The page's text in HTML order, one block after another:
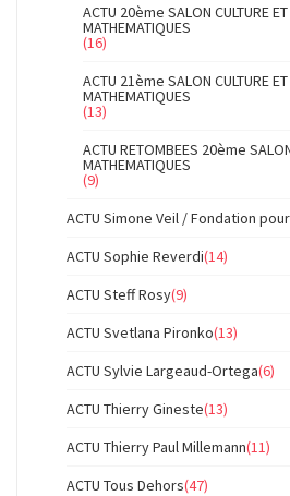
ACTU 20ème SALON CULTURE
MATHEMATIQUES
(16)
ACTU 21ème SALON CULTURE
MATHEMATIQUES
(13)
ACTU RETOMBEES 20ème
MATHEMATIQUES
(9)
ACTU Simone Veil / Fondation
ACTU Sophie Reverdi(14)
ACTU Steff Rosy(9)
ACTU Svetlana Pironko(13)
ACTU Sylvie Largeaud-Ortega(6)
ACTU Thierry Gineste(13)
ACTU Thierry Paul Millemann(11)
ACTU Tous Dehors(47)